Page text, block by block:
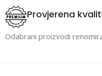
Provjerena
Odabrani proizvodi